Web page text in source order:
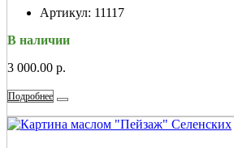
Артикул: 11117
В наличии
3 000.00 р.
Подробнее